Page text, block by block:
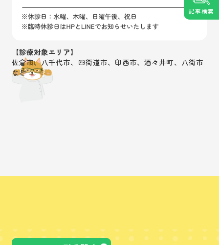
記事検索
【診療対象エリア】
佐倉市、八千代市、四街道市、印西市、酒々井町、八街市
など